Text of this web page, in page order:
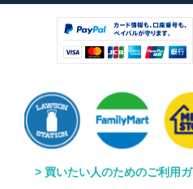
買いたい人のためのご利用